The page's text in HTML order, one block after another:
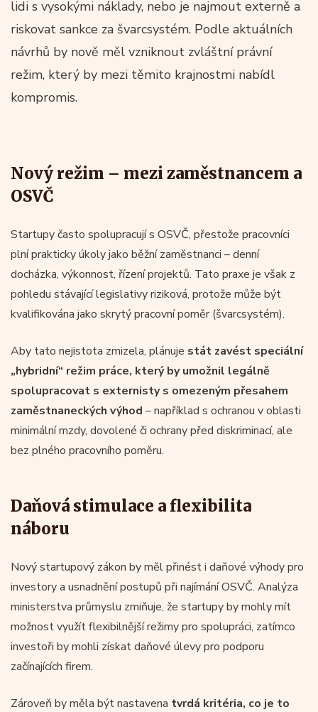
lidi s vysokými náklady, nebo je najmout externě a
riskovat sankce za švarcsystém. Podle aktuálních
návrhů by nově měl vzniknout zvláštní právní
režim, který by mezi těmito krajnostmi nabídl
kompromis.
Nový režim – mezi zaměstnancem a
OSVČ
Startupy často spolupracují s OSVČ, přestože pracovníci
plní prakticky úkoly jako běžní zaměstnanci – denní
docházka, výkonnost, řízení projektů. Tato praxe je však z
pohledu stávající legislativy riziková, protože může být
kvalifikována jako skrytý pracovní poměr (švarcsystém).
Aby tato nejistota zmizela, plánuje stát zavést speciální
„hybridní“ režim práce, který by umožnil legálně
spolupracovat s externisty s omezeným přesahem
zaměstnaneckých výhod – například s ochranou v oblasti
minimální mzdy, dovolené či ochrany před diskriminací, ale
bez plného pracovního poměru.
Daňová stimulace a flexibilita
náboru
Nový startupový zákon by měl přinést i daňové výhody pro
investory a usnadnění postupů při najímání OSVČ. Analýza
ministerstva průmyslu zmiňuje, že startupy by mohly mít
možnost využít flexibilnější režimy pro spolupráci, zatímco
investoři by mohli získat daňové úlevy pro podporu
začínajících firem.
Zároveň by měla být nastavena tvrdá kritéria, co je to